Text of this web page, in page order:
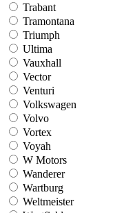
Trabant
Tramontana
Triumph
Ultima
Vauxhall
Vector
Venturi
Volkswagen
Volvo
Vortex
Voyah
W Motors
Wanderer
Wartburg
Weltmeister